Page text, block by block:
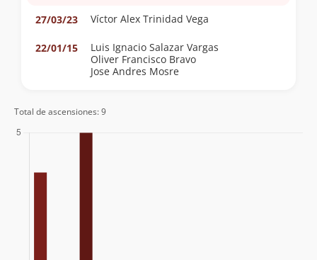
27/03/23
Víctor Alex Trinidad Vega
22/01/15
Luis Ignacio Salazar Vargas
Oliver Francisco Bravo
Jose Andres Mosre
Total de ascensiones: 9